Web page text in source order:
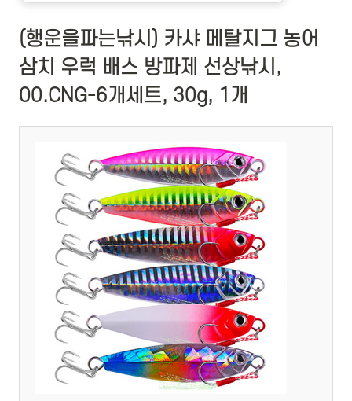
(행운을파는낚시) 카샤 메탈지그 농어
삼치 우럭 배스 방파제 선상낚시,
00.CNG-6개세트, 30g, 1개